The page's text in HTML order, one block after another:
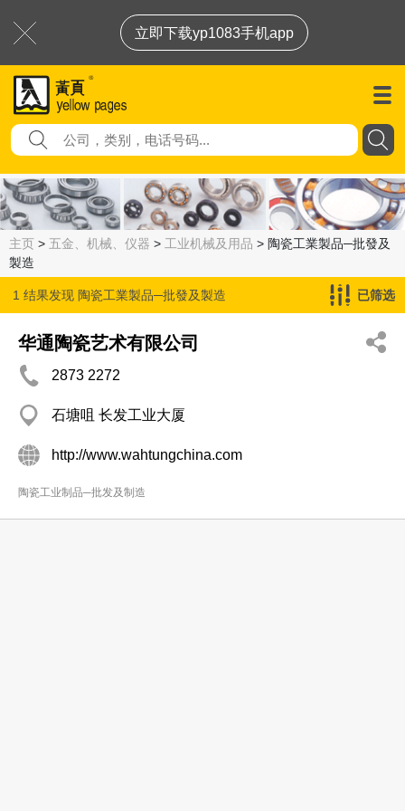
立即下载yp1083手机app
主页 > 五金、机械、仪器 > 工业机械及用品 > 陶瓷工業製品─批發及
製造
1 结果发现 陶瓷工業製品─批發及製造 已筛选
华通陶瓷艺术有限公司
2873 2272
石塘咀 长发工业大厦
http://www.wahtungchina.com
陶瓷工业制品─批发及制造